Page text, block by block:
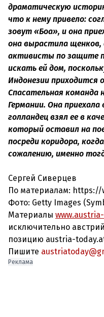
драматическую
что к нему привело:
зовут «Боа», и она
она вырастила щенков,
активисты по защите
искать ей дом,
Индонезии приходится
Спасательная команда
Германии. Она приехала
голландец взял ее в
который оставил на
посреди коридора,
сожалению, именно
Сергей Сиверцев
По материалам: https://
Фото: Getty Images
Материалы
исключительно
позицию austria-
Пишите
Реклама